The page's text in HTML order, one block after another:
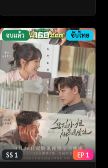
จบแล้ว ซับไทย
SS 1 EP 1